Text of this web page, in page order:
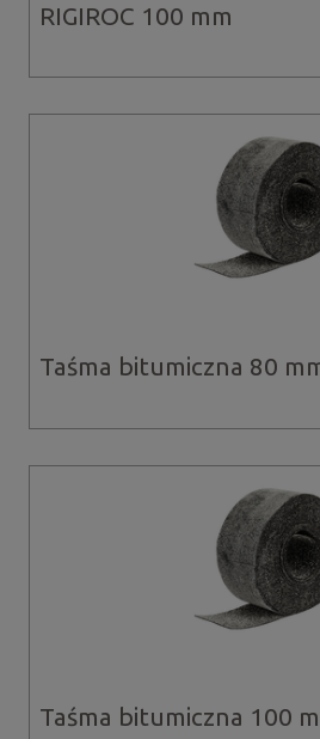
RIGIROC 100 mm
Taśma bitumiczna 80
Taśma bitumiczna 100